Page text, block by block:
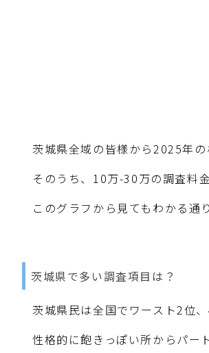
茨城県全域の皆様から2025年の
そのうち、10万-30万の調査料
このグラフから見てもわかる通
茨城県で多い調査項目は？
茨城県民は全国でワースト2位
性格的に飽きっぽい所からパー